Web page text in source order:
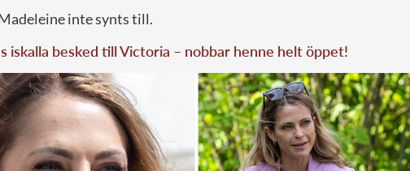
inte synts till.
iskalla besked till Victoria – nobbar henne helt öppet!